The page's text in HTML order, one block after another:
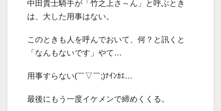
中田貴士騎手が「竹之上さ～ん」と呼ぶとき
は、大した用事はない。
このときも人を呼んでおいて、何？と訊くと
「なんもないです」やて…
用事すらない(￣▽￣;)ﾅｲﾝｶｴ…
最後にもう一度イケメンで締めくくる。